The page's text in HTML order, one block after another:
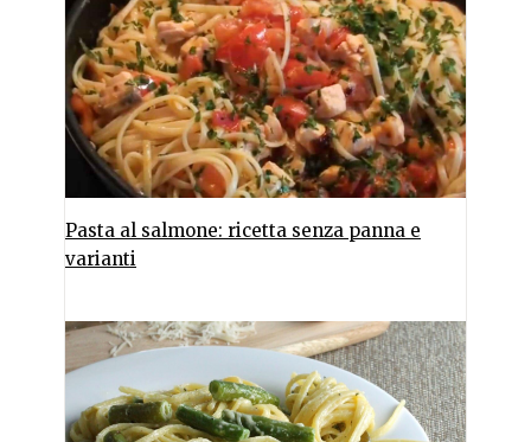
Pasta al salmone: ricetta senza panna e
varianti